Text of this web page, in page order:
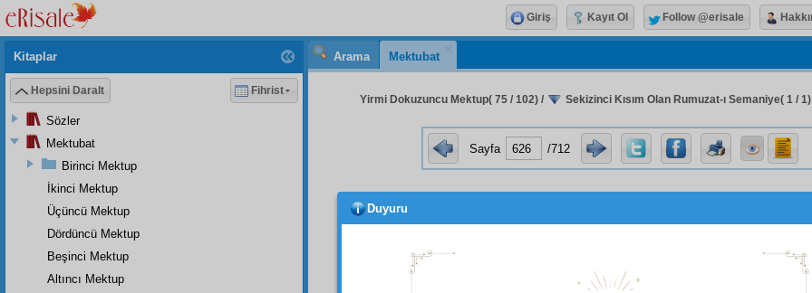
Arama Mektubat
Yirmi Dokuzuncu Mektup( 75 / 102) / Sekizinci Kısım Olan Rumuzat-ı Semaniye( 1 / 1)
Sayfa /712
Sekizinci Kısım olan
Rumuzât-ı Semâniye
Kitaplar
Hepsini Daralt Fihrist
Sözler
Mektubat
Birinci Mektup
İkinci Mektup
Üçüncü Mektup
Dördüncü Mektup
Beşinci Mektup
Altıncı Mektup
Giriş Kayıt Ol Follow @erisale
Duyuru